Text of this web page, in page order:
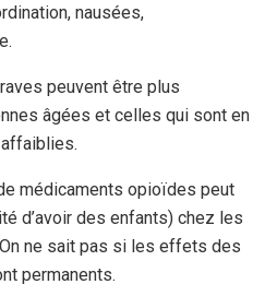
nausées,
peuvent être plus
âgées et celles qui sont en
médicaments opioïdes peut
d’avoir des enfants) chez les
ne sait pas si les effets des
permanents.